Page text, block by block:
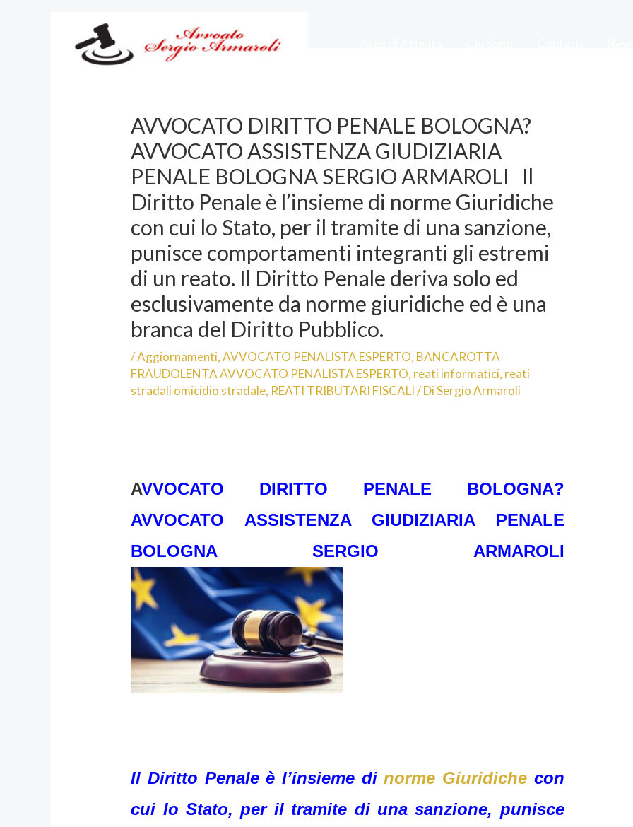
AVVOCATO DIRITTO PENALE BOLOGNA?
AVVOCATO ASSISTENZA GIUDIZIARIA
PENALE BOLOGNA SERGIO ARMAROLI Il
Diritto Penale è l’insieme di norme Giuridiche
con cui lo Stato, per il tramite di una sanzione,
punisce comportamenti integranti gli estremi
di un reato. Il Diritto Penale deriva solo ed
esclusivamente da norme giuridiche ed è una
branca del Diritto Pubblico.
/Aggiornamenti,AVVOCATO PENALISTA ESPERTO, BANCAROTTA
FRAUDOLENTA AVVOCATO PENALISTA ESPERTO, reati informatici, reati
stradali omicidio stradale, REATI TRIBUTARI FISCALI/ DiSergio Armaroli
AVVOCATO DIRITTO PENALE BOLOGNA?
AVVOCATO ASSISTENZA GIUDIZIARIA PENALE
BOLOGNA SERGIO ARMAROLI
Il Diritto Penale è l’insieme dinorme Giuridichecon
cui lo Stato, per il tramite di una sanzione, punisce